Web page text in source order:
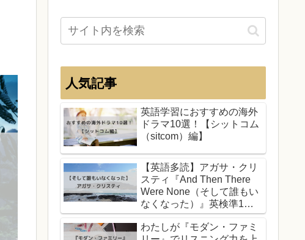
人気記事
英語学習におすすめの海外
ドラマ10選！【シットコム
（sitcom）編】
【英語多読】アガサ・クリ
スティ『And Then There
Were None（そして誰もい
なくなった）』英検準1
級・TOEIC700
わたしが『モダン・ファミ